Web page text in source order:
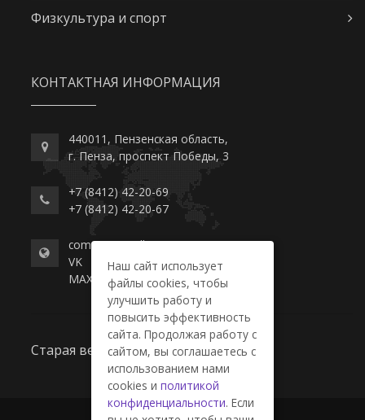
Физкультура и спорт
КОНТАКТНАЯ ИНФОРМАЦИЯ
440011, Пензенская область,
г. Пенза, проспект Победы, 3
+7 (8412) 42-20-69
+7 (8412) 42-20-67
commerce-college.ru
VK
MAX
Старая версия сайта
Наш сайт использует
файлы cookies, чтобы
улучшить работу и
повысить эффективность
сайта. Продолжая работу с
сайтом, вы соглашаетесь с
использованием нами
cookies и политикой
конфиденциальности. Если